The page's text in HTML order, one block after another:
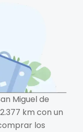
Miguel de
km con un
los